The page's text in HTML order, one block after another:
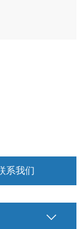
系我们